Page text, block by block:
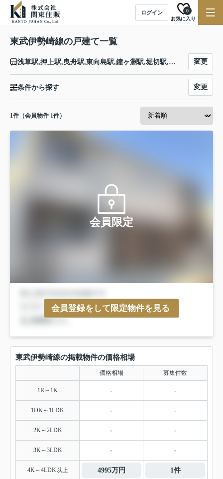
ログイン
お気に入り
0
東武伊勢崎線の戸建て一覧
浅草駅,押上駅,曳舟駅,東向島駅,鐘ヶ淵駅,堀切駅,牛田駅,北千住駅,小菅駅,五反野駅,梅島駅,西新井駅,大師前駅,竹ノ塚駅,谷塚駅,草加駅,獨協大学前駅,新田駅,蒲生駅,新越谷駅,越谷駅,北越谷駅,大袋駅,せんげん台駅,武里駅,一ノ割駅,春日部駅,北春日部駅,姫宮駅,東武動物公園駅,和戸駅,久喜駅,鷲宮駅,花崎駅,加須駅,南羽生駅,羽生駅,川俣駅,茂林寺前駅,館林駅,多々良駅,県駅,福居駅,東武和泉駅,足利市駅,野州山辺駅,韮川駅,太田駅,細谷駅,木崎駅,世良田駅,境町駅,剛志駅,新伊勢崎駅,伊勢崎駅 変更
条件から探す 変更
1件（会員物件 1件）
会員限定
会員登録をして限定物件を見る
東武伊勢崎線の掲載物件の価格相場
価格相場 募集件数
1R～1K - -
1DK～1LDK - -
2K～2LDK - -
3K～3LDK - -
4K～4LDK以上 4995万円 1件